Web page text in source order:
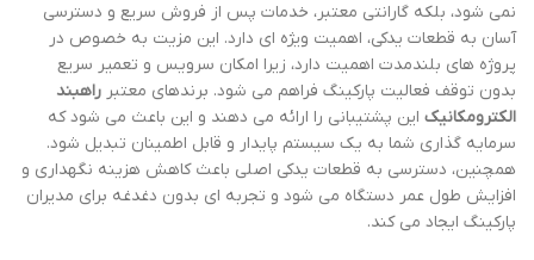
نمی شود، بلکه گارانتی معتبر، خدمات پس از فروش سریع و دسترسی
آسان به قطعات یدکی، اهمیت ویژه ای دارد. این مزیت به خصوص در
پروژه های بلندمدت اهمیت دارد، زیرا امکان سرویس و تعمیر سریع
بدون توقف فعالیت پارکینگ فراهم می شود. برندهای معتبر راهبند
الکترومکانیک این پشتیبانی را ارائه می دهند و این باعث می شود که
سرمایه گذاری شما به یک سیستم پایدار و قابل اطمینان تبدیل شود.
همچنین، دسترسی به قطعات یدکی اصلی باعث کاهش هزینه نگهداری و
افزایش طول عمر دستگاه می شود و تجربه ای بدون دغدغه برای مدیران
پارکینگ ایجاد می کند.